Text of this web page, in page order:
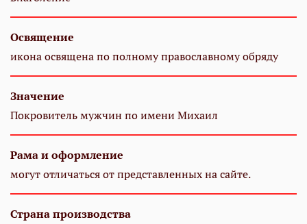
Освящение
икона освящена по полному православному обряду
Значение
Покровитель мужчин по имени Михаил
Рама и оформление
могут отличаться от представленных на сайте.
Страна производства